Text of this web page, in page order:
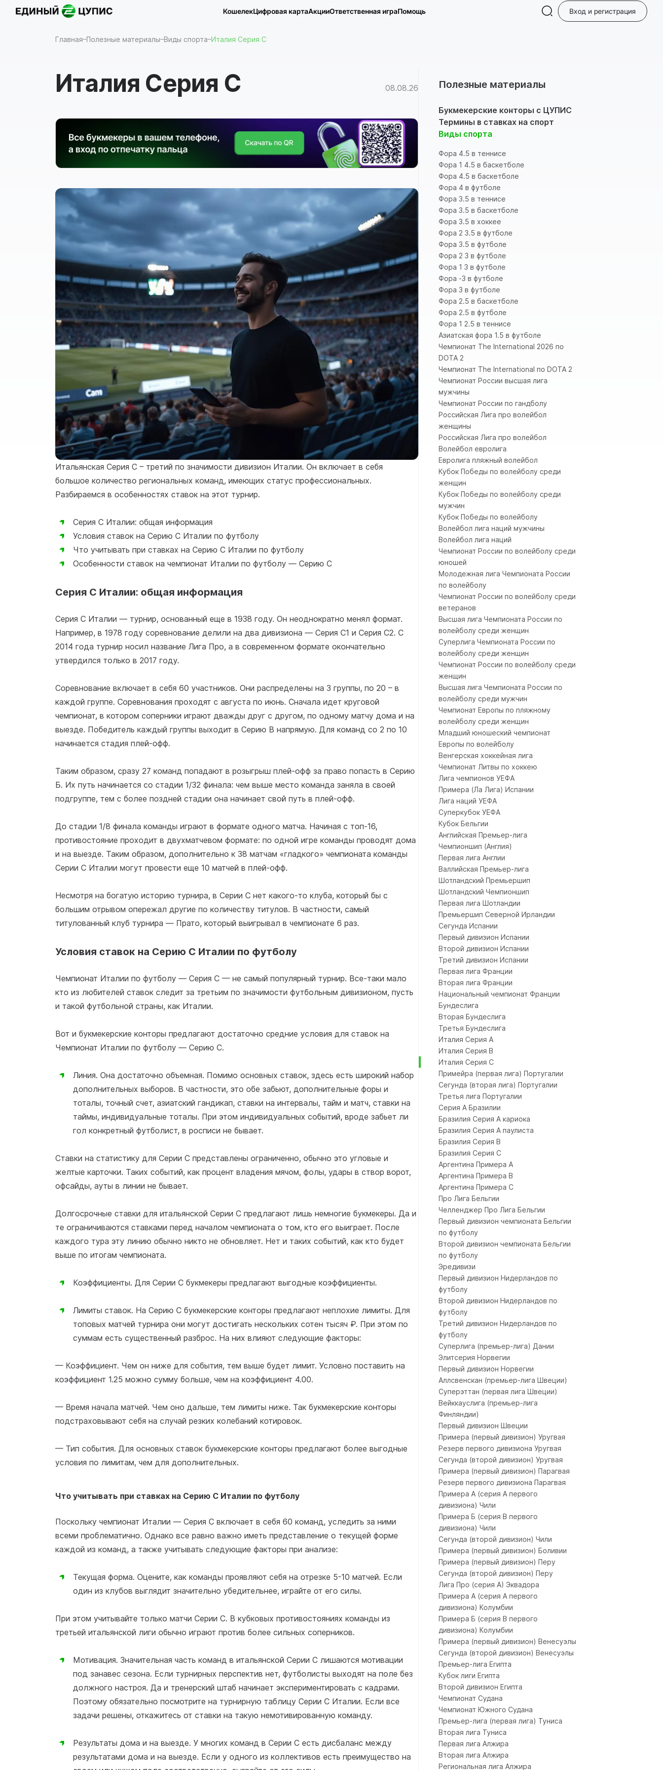
Назад КошелекЦифровая картаАкцииОтветственная играПомощь Вход и регистрация
Главная Полезные материалы Виды спорта Италия Серия C
Италия Серия C 08.08.26
Итальянская Серия С – третий по значимости дивизион Италии. Он включает в себя
большое количество региональных команд, имеющих статус профессиональных.
Разбираемся в особенностях ставок на этот турнир.
Серия С Италии: общая информация
Условия ставок на Серию С Италии по футболу
Что учитывать при ставках на Серию С Италии по футболу
Особенности ставок на чемпионат Италии по футболу — Серию C
Серия С Италии: общая информация
Серия С Италии — турнир, основанный еще в 1938 году. Он неоднократно менял формат.
Например, в 1978 году соревнование делили на два дивизиона — Серия С1 и Серия С2. С
2014 года турнир носил название Лига Про, а в современном формате окончательно
утвердился только в 2017 году.
Соревнование включает в себя 60 участников. Они распределены на 3 группы, по 20 – в
каждой группе. Соревнования проходят с августа по июнь. Сначала идет круговой
чемпионат, в котором соперники играют дважды друг с другом, по одному матчу дома и на
выезде. Победитель каждый группы выходит в Серию B напрямую. Для команд со 2 по 10
начинается стадия плей-офф.
Таким образом, сразу 27 команд попадают в розыгрыш плей-офф за право попасть в Серию
Б. Их путь начинается со стадии 1/32 финала: чем выше место команда заняла в своей
подгруппе, тем с более поздней стадии она начинает свой путь в плей-офф.
До стадии 1/8 финала команды играют в формате одного матча. Начиная с топ-16,
противостояние проходит в двухматчевом формате: по одной игре команды проводят дома
и на выезде. Таким образом, дополнительно к 38 матчам «гладкого» чемпионата команды
Серии С Италии могут провести еще 10 матчей в плей-офф.
Несмотря на богатую историю турнира, в Серии С нет какого-то клуба, который бы с
большим отрывом опережал другие по количеству титулов. В частности, самый
титулованный клуб турнира — Прато, который выигрывал в чемпионате 6 раз.
Условия ставок на Серию С Италии по футболу
Чемпионат Италии по футболу — Серия С — не самый популярный турнир. Все-таки мало
кто из любителей ставок следит за третьим по значимости футбольным дивизионом, пусть
и такой футбольной страны, как Италии.
Вот и букмекерские конторы предлагают достаточно средние условия для ставок на
Чемпионат Италии по футболу — Серию C.
Линия. Она достаточно объемная. Помимо основных ставок, здесь есть широкий набор
дополнительных выборов. В частности, это обе забьют, дополнительные форы и
тоталы, точный счет, азиатский гандикап, ставки на интервалы, тайм и матч, ставки на
таймы, индивидуальные тоталы. При этом индивидуальных событий, вроде забьет ли
гол конкретный футболист, в росписи не бывает.
Ставки на статистику для Серии С представлены ограниченно, обычно это угловые и
желтые карточки. Таких событий, как процент владения мячом, фолы, удары в створ ворот,
офсайды, ауты в линии не бывает.
Долгосрочные ставки для итальянской Серии С предлагают лишь немногие букмекеры. Да и
те ограничиваются ставками перед началом чемпионата о том, кто его выиграет. После
каждого тура эту линию обычно никто не обновляет. Нет и таких событий, как кто будет
выше по итогам чемпионата.
Коэффициенты. Для Серии С букмекеры предлагают выгодные коэффициенты.
Лимиты ставок. На Серию C букмекерские конторы предлагают неплохие лимиты. Для
топовых матчей турнира они могут достигать нескольких сотен тысяч ₽. При этом по
суммам есть существенный разброс. На них влияют следующие факторы:
— Коэффициент. Чем он ниже для события, тем выше будет лимит. Условно поставить на
коэффициент 1.25 можно сумму больше, чем на коэффициент 4.00.
— Время начала матчей. Чем оно дальше, тем лимиты ниже. Так букмекерские конторы
подстраховывают себя на случай резких колебаний котировок.
— Тип события. Для основных ставок букмекерские конторы предлагают более выгодные
условия по лимитам, чем для дополнительных.
Что учитывать при ставках на Серию С Италии по футболу
Поскольку чемпионат Италии — Серия С включает в себя 60 команд, уследить за ними
всеми проблематично. Однако все равно важно иметь представление о текущей форме
каждой из команд, а также учитывать следующие факторы при анализе:
Текущая форма. Оцените, как команды проявляют себя на отрезке 5-10 матчей. Если
один из клубов выглядит значительно убедительнее, играйте от его силы.
При этом учитывайте только матчи Серии C. В кубковых противостояниях команды из
третьей итальянской лиги обычно играют против более сильных соперников.
Мотивация. Значительная часть команд в итальянской Серии C лишаются мотивации
под занавес сезона. Если турнирных перспектив нет, футболисты выходят на поле без
должного настроя. Да и тренерский штаб начинает экспериментировать с кадрами.
Поэтому обязательно посмотрите на турнирную таблицу Серии C Италии. Если все
задачи решены, откажитесь от ставки на такую немотивированную команду.
Результаты дома и на выезде. У многих команд в Серии C есть дисбаланс между
результатами дома и на выезде. Если у одного из коллективов есть преимущество на
Полезные материалы
Букмекерские конторы с ЦУПИС
Термины в ставках на спорт
Виды спорта
Фора 4.5 в теннисе
Фора 1 4.5 в баскетболе
Фора 4.5 в баскетболе
Фора 4 в футболе
Фора 3.5 в теннисе
Фора 3.5 в баскетболе
Фора 3.5 в хоккее
Фора 2 3.5 в футболе
Фора 3.5 в футболе
Фора 2 3 в футболе
Фора 1 3 в футболе
Фора -3 в футболе
Фора 3 в футболе
Фора 2.5 в баскетболе
Фора 2.5 в футболе
Фора 1 2.5 в теннисе
Азиатская фора 1.5 в футболе
Чемпионат The International 2026 по
DOTA 2
Чемпионат The International по DOTA 2
Чемпионат России высшая лига
мужчины
Чемпионат России по гандболу
Российская Лига про волейбол
женщины
Российская Лига про волейбол
Волейбол евролига
Евролига пляжный волейбол
Кубок Победы по волейболу среди
женщин
Кубок Победы по волейболу среди
мужчин
Кубок Победы по волейболу
Волейбол лига наций мужчины
Волейбол лига наций
Чемпионат России по волейболу среди
юношей
Молодежная лига Чемпионата России
по волейболу
Чемпионат России по волейболу среди
ветеранов
Высшая лига Чемпионата России по
волейболу среди женщин
Суперлига Чемпионата России по
волейболу среди женщин
Чемпионат России по волейболу среди
женщин
Высшая лига Чемпионата России по
волейболу среди мужчин
Чемпионат Европы по пляжному
волейболу среди женщин
Младший юношеский чемпионат
Европы по волейболу
Венгерская хоккейная лига
Чемпионат Литвы по хоккею
Лига чемпионов УЕФА
Примера (Ла Лига) Испании
Лига наций УЕФА
Суперкубок УЕФА
Кубок Бельгии
Английская Премьер-лига
Чемпионшип (Англия)
Первая лига Англии
Валлийская Премьер-лига
Шотландский Премьершип
Шотландский Чемпионшип
Первая лига Шотландии
Премьершип Северной Ирландии
Сегунда Испании
Первый дивизион Испании
Второй дивизион Испании
Третий дивизион Испании
Первая лига Франции
Вторая лига Франции
Национальный чемпионат Франции
Бундеслига
Вторая Бундеслига
Третья Бундеслига
Италия Серия A
Италия Серия B
Италия Серия C
Примейра (первая лига) Португалии
Сегунда (вторая лига) Португалии
Третья лига Португалии
Серия А Бразилии
Бразилия Серия A кариока
Бразилия Серия A паулиста
Бразилия Серия B
Бразилия Серия C
Аргентина Примера A
Аргентина Примера B
Аргентина Примера C
Про Лига Бельгии
Челленджер Про Лига Бельгии
Первый дивизион чемпионата Бельгии
по футболу
Второй дивизион чемпионата Бельгии
по футболу
Эредивизи
Первый дивизион Нидерландов по
футболу
Второй дивизион Нидерландов по
футболу
Третий дивизион Нидерландов по
футболу
Суперлига (премьер-лига) Дании
Элитсерия Норвегии
Первый дивизион Норвегии
Аллсвенскан (премьер-лига Швеции)
Суперэттан (первая лига Швеции)
Вейккауслига (премьер-лига
Финляндии)
Первый дивизион Швеции
Примера (первый дивизион) Уругвая
Резерв первого дивизиона Уругвая
Сегунда (второй дивизион) Уругвая
Примера (первый дивизион) Парагвая
Резерв первого дивизиона Парагвая
Примера А (серия A первого
дивизиона) Чили
Примера Б (серия B первого
дивизиона) Чили
Сегунда (второй дивизион) Чили
Примера (первый дивизион) Боливии
Примера (первый дивизион) Перу
Сегунда (второй дивизион) Перу
Лига Про (серия A) Эквадора
Примера А (серия A первого
дивизиона) Колумбии
Примера Б (серия B первого
дивизиона) Колумбии
Примера (первый дивизион) Венесуэлы
Сегунда (второй дивизион) Венесуэлы
Премьер-лига Египта
Кубок лиги Египта
Второй дивизион Египта
Чемпионат Судана
Чемпионат Южного Судана
Премьер-лига (первая лига) Туниса
Вторая лига Туниса
Первая лига Алжира
Вторая лига Алжира
Региональная лига Алжира